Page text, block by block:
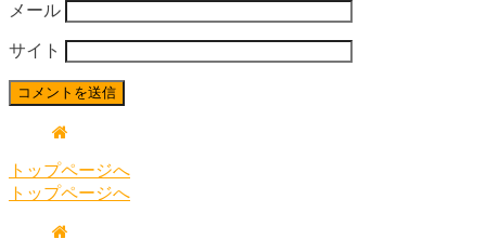
メール
サイト
トップページへ
トップページへ